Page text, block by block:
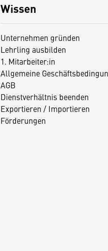
Wissen
Unternehmen gründen
Lehrling ausbilden
1. Mitarbeiter:in
Allgemeine
AGB
Dienstverhältnis beenden
Exportieren / Importieren
Förderungen